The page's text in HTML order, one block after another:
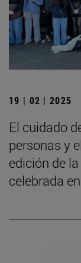
19 | 02 | 2025
El cuidado
personas y
edición de
celebrada